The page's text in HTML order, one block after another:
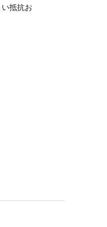
抵抗お